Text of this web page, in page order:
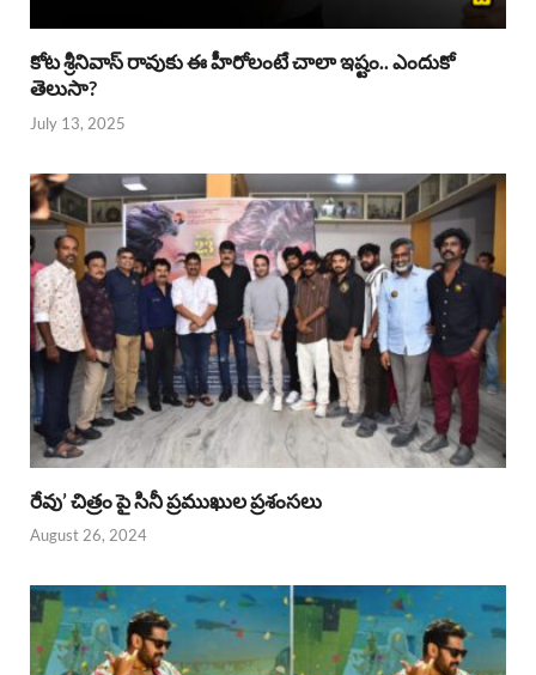
కోట శ్రీనివాస్ రావుకు ఈ హీరోలంటే చాలా ఇష్టం.. ఎందుకో
తెలుసా?
July 13, 2025
రేవు’ చిత్రం పై సినీ ప్రముఖుల ప్రశంసలు
August 26, 2024